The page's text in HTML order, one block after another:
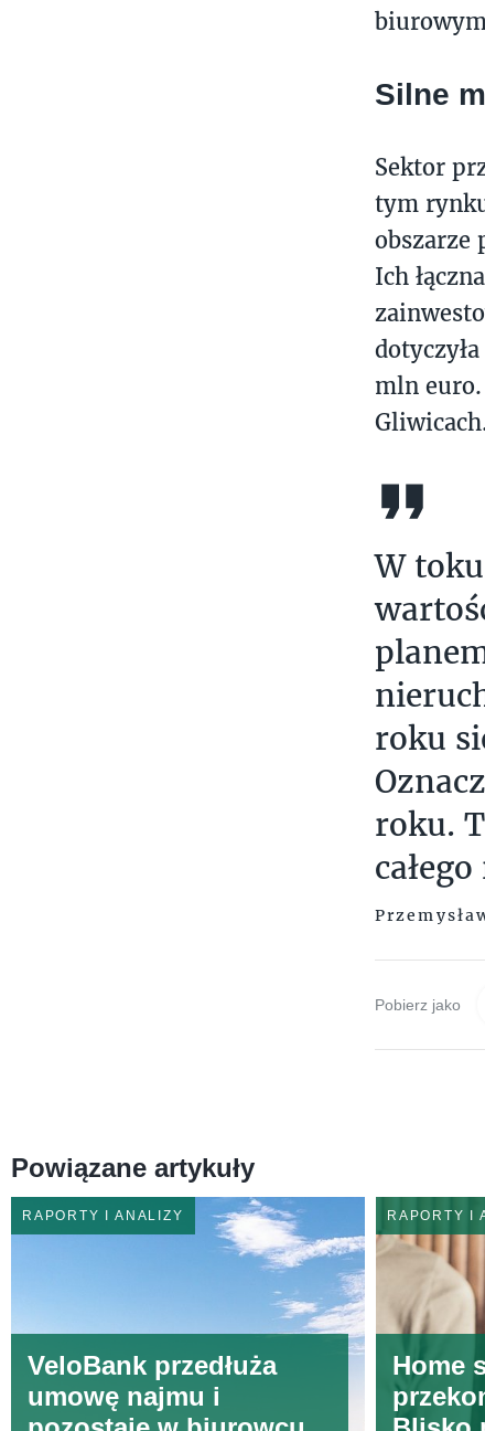
Silne
Sektor
tym
obszarze
Ich
mln
W
roku
roku.
Pobierz jako
Powiązane artykuły
RAPORTY I ANALIZY
VeloBank przedłuża
umowę najmu i
RAPORTY I
Home